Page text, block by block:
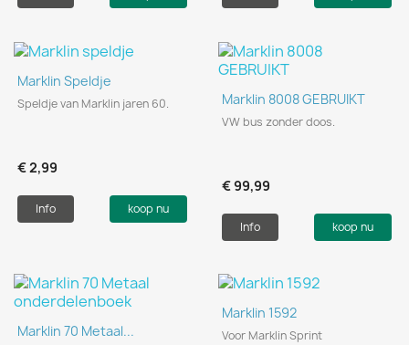
Marklin Speldje
Speldje van Marklin jaren 60.
€ 2,99
Info koop nu
Marklin 8008 GEBRUIKT
VW bus zonder doos.
€ 99,99
Info koop nu
Marklin 70 Metaal...
Marklin 1592
Voor Marklin Sprint